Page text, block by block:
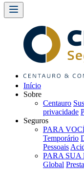
Início
Sobre
Centauro
privacidade
Seguros
PARA
Temporário
Pessoais
PARA SUA
Global